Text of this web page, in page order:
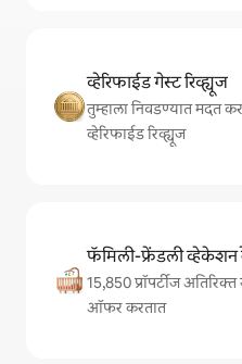
व्हेरिफाईड गेस्ट रिव्ह्यूज
तुम्हाला निवडण्यात मदत
व्हेरिफाईड रिव्ह्यूज
फॅमिली-फ्रेंडली व्हेकेशन
15,850 प्रॉपर्टीज
ऑफर करतात